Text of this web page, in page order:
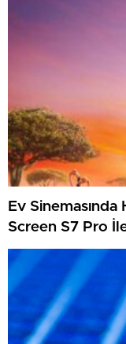
Ev Sinemasında
Screen S7 Pro İle